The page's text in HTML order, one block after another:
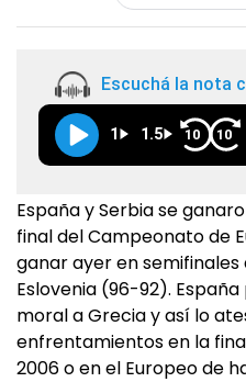
Escuchá la nota
1 1.5 10 10
España y Serbia se
final del Campeonato de
ganar ayer en
Eslovenia (96-92).
moral a Grecia y así lo
enfrentamientos en la
2006 o en el Europeo de